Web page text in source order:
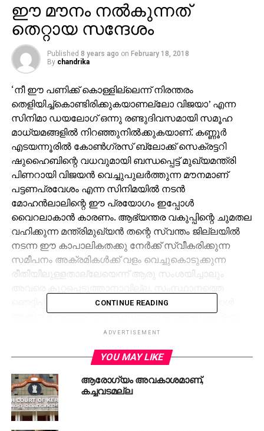
ഈ മൗനം നല്‍കുന്നത്
തെറ്റായ സന്ദേശം
Published 8 years ago on February 18, 2018
By chandrika
‘നീ ഈ പണിക്ക് കൊള്ളില്ലെന്ന് നിരന്തരം
തെളിയിച്ച്‌കൊണ്ടിരിക്കുകയാണല്ലോ വിജയാ’ എന്ന
സിനിമാ ഡയലോഗ് ഒന്നു രണ്ടുദിവസമായി സമൂഹ
മാധ്യമങ്ങളില്‍ നിറഞ്ഞുനില്‍ക്കുകയാണ്. കണ്ണൂര്‍
എടയന്നൂരില്‍ കോണ്‍ഗ്രസ് ബ്ലോക്ക് സെക്രട്ടറി
ഷുഹൈബിന്റെ വധവുമായി ബന്ധപ്പെട്ട് മുഖ്യമന്ത്രി
പിണറായി വിജയന്‍ വെച്ചുപുലര്‍ത്തുന്ന മൗനമാണ്
പട്ടണപ്രവേശം എന്ന സിനിമയില്‍ നടന്‍
മോഹന്‍ലാലിന്റെ ഈ പ്രയോഗം ഇപ്പോള്‍
വൈറലാകാന്‍ കാരണം. ആഭ്യന്തര വകുപ്പിന്റെ ചുമതല
വഹിക്കുന്ന മന്ത്രിമുഖ്യന്‍ തന്റെ സ്വന്തം ജില്ലയില്‍
നടന്ന ഈ കാപാലികതക്കു നേര്‍ക്ക് സ്വീകരിക്കുന്ന
സമീപനം അക്രമികള്‍ക്ക് വളം വെച്ചുകൊടുക്കുന്ന
രീതിയിലുള്ളതാല്ലേയെന്ന് ആരു സംശയിച്ചാലും
ഞെട്ടിപ്പിച്ച ഇത്തരമൊരു സംഭവം അരങ്ങേറുമ്പോള്‍
അതിന് ഇരയായവരും സാധാരണ ജനങ്ങളുമെല്ലാം
ആദ്യം പ്രതീക്ഷിച്ചത് ഉത്തരവാദപ്പെട്ടവരുടെ
വകുപ്പ് കൂടി കൈകാര്യം ചെയ്യുന്ന മുഖ്യമന്ത്രി
പിണറായി വിജയനില്‍ നിന്നായിരുന്നു അത് ആദ്യം
ഉണ്ടാകേണ്ടിയിരുന്നത്. തന്റെ സ്വന്തം ജില്ലയിലാണ്
സംഭവം അരങ്ങേറിയതെന്നിരിക്കെ അതിന് കൂടുതല്‍
പ്രാധാന്യം അര്‍ഹിക്കുന്നുമുണ്ട്. ദൗര്‍ഭാഗ്യകരമെന്ന്
CONTINUE READING
ADVERTISEMENT
YOU MAY LIKE
ആരോഗ്യം അവകാശമാണ്,
കച്ചവടമല്ല